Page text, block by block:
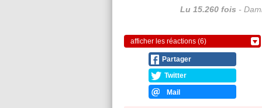
Lu 15.260 fois -
afficher les réactions (6)
Partager
Twitter
Mail